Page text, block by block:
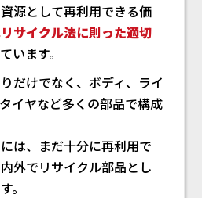
源として再利用できる価
サイクル法に則った適切
います。
だけでなく、ボディ、ライ
イヤなど多くの部品で構成
は、まだ十分に再利用で
外でリサイクル部品とし
。